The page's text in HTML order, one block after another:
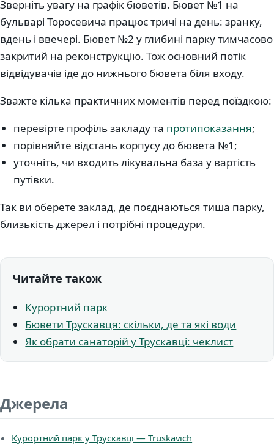
Зверніть увагу на графік бюветів. Бювет №1 на
бульварі Торосевича працює тричі на день: зранку,
вдень і ввечері. Бювет №2 у глибині парку тимчасово
закритий на реконструкцію. Тож основний потік
відвідувачів іде до нижнього бювета біля входу.
Зважте кілька практичних моментів перед поїздкою:
перевірте профіль закладу та протипоказання;
порівняйте відстань корпусу до бювета №1;
уточніть, чи входить лікувальна база у вартість
путівки.
Так ви оберете заклад, де поєднаються тиша парку,
близькість джерел і потрібні процедури.
Читайте також
Курортний парк
Бювети Трускавця: скільки, де та які води
Як обрати санаторій у Трускавці: чеклист
Джерела
Курортний парк у Трускавці — Truskavich